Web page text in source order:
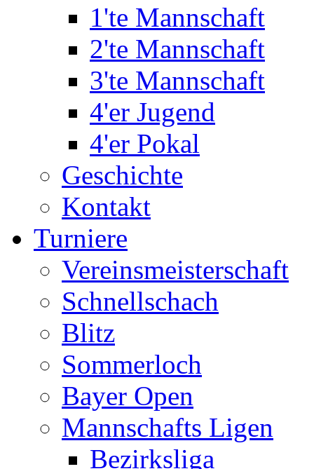
1'te Mannschaft
2'te Mannschaft
3'te Mannschaft
4'er Jugend
4'er Pokal
Geschichte
Kontakt
Turniere
Vereinsmeisterschaft
Schnellschach
Blitz
Sommerloch
Bayer Open
Mannschafts Ligen
Bezirksliga